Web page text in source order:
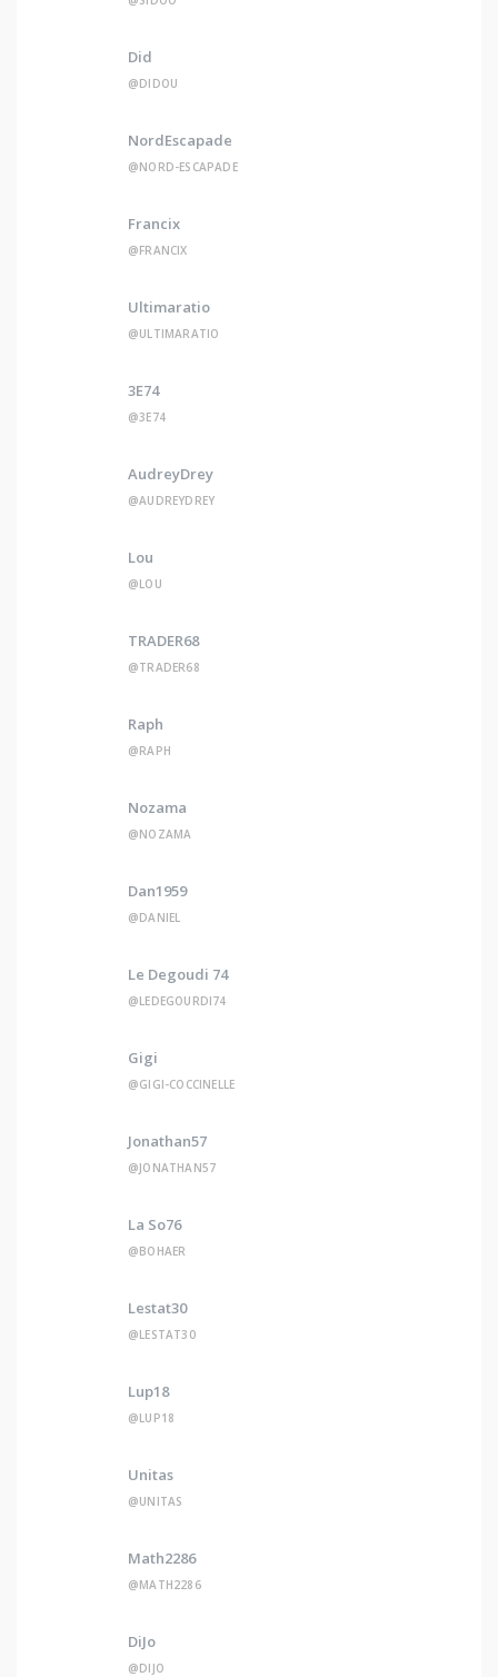
Did
@DIDOU
NordEscapade
@NORD-ESCAPADE
Francix
@FRANCIX
Ultimaratio
@ULTIMARATIO
3E74
@3E74
AudreyDrey
@AUDREYDREY
Lou
@LOU
TRADER68
@TRADER68
Raph
@RAPH
Nozama
@NOZAMA
Dan1959
@DANIEL
Le Degoudi 74
@LEDEGOURDI74
Gigi
@GIGI-COCCINELLE
Jonathan57
@JONATHAN57
La So76
@BOHAER
Lestat30
@LESTAT30
Lup18
@LUP18
Unitas
@UNITAS
Math2286
@MATH2286
DiJo
@DIJO